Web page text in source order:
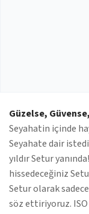
Güzelse,
Seyahatin içinde
Seyahate dair
yıldır Setur
hissedeceğiniz
Setur olarak
söz ettiriyoruz.